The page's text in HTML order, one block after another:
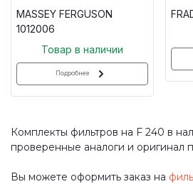
MASSEY FERGUSON
1012006
Товар в наличии
Подробнее
Комплекты фильтров на F 240 в
проверенные аналоги и оригинал
Вы можете оформить заказ на